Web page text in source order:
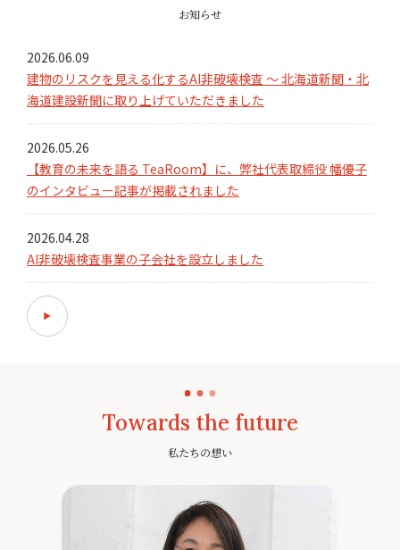
お知らせ
2026.06.09
建物のリスクを見える化するAI非破壊検査 ～ 北海道新聞・北
海道建設新聞に取り上げていただきました
2026.05.26
【教育の未来を語る TeaRoom】に、弊社代表取締役 幡優子
のインタビュー記事が掲載されました
2026.04.28
AI非破壊検査事業の子会社を設立しました
Towards the future
私たちの想い